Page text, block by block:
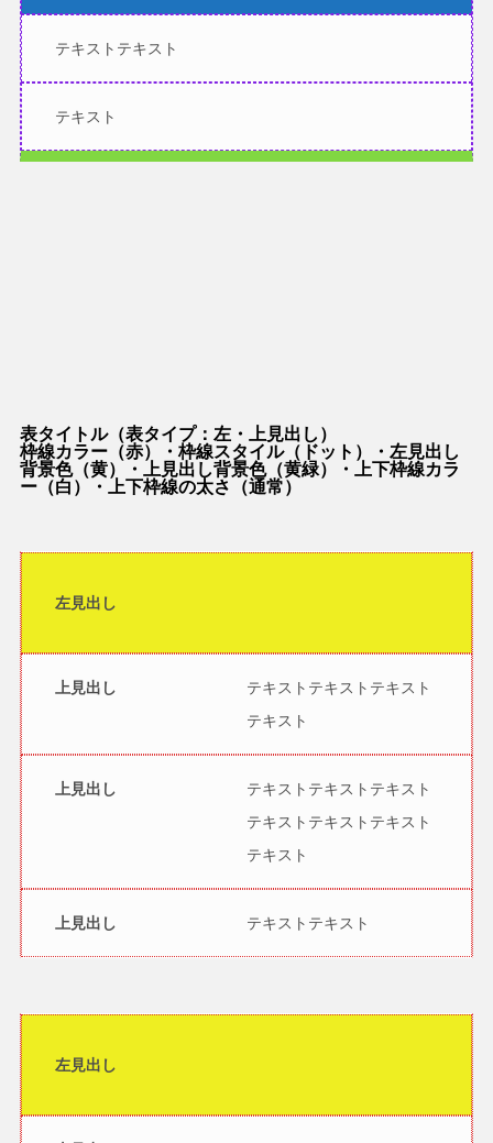
テキストテキスト
テキスト
表タイトル（表タイプ：左・上見出し）
枠線カラー（赤）・枠線スタイル（ドット）・左見出し
背景色（黄）・上見出し背景色（黄緑）・上下枠線カラ
ー（白）・上下枠線の太さ（通常）
左見出し
上見出し
テキストテキストテキスト
テキスト
上見出し
テキストテキストテキスト
テキストテキストテキスト
テキスト
上見出し テキストテキスト
左見出し